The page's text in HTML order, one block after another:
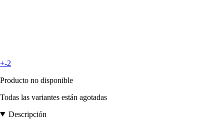
+-2
Producto no disponible
Todas las variantes están agotadas
Descripción